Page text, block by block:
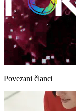
Povezani članci